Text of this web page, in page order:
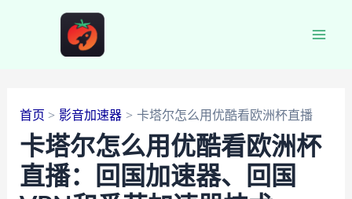
首页 影音加速器 卡塔尔怎么用优酷看欧洲杯直播
卡塔尔怎么用优酷看欧洲杯
直播：回国加速器、回国